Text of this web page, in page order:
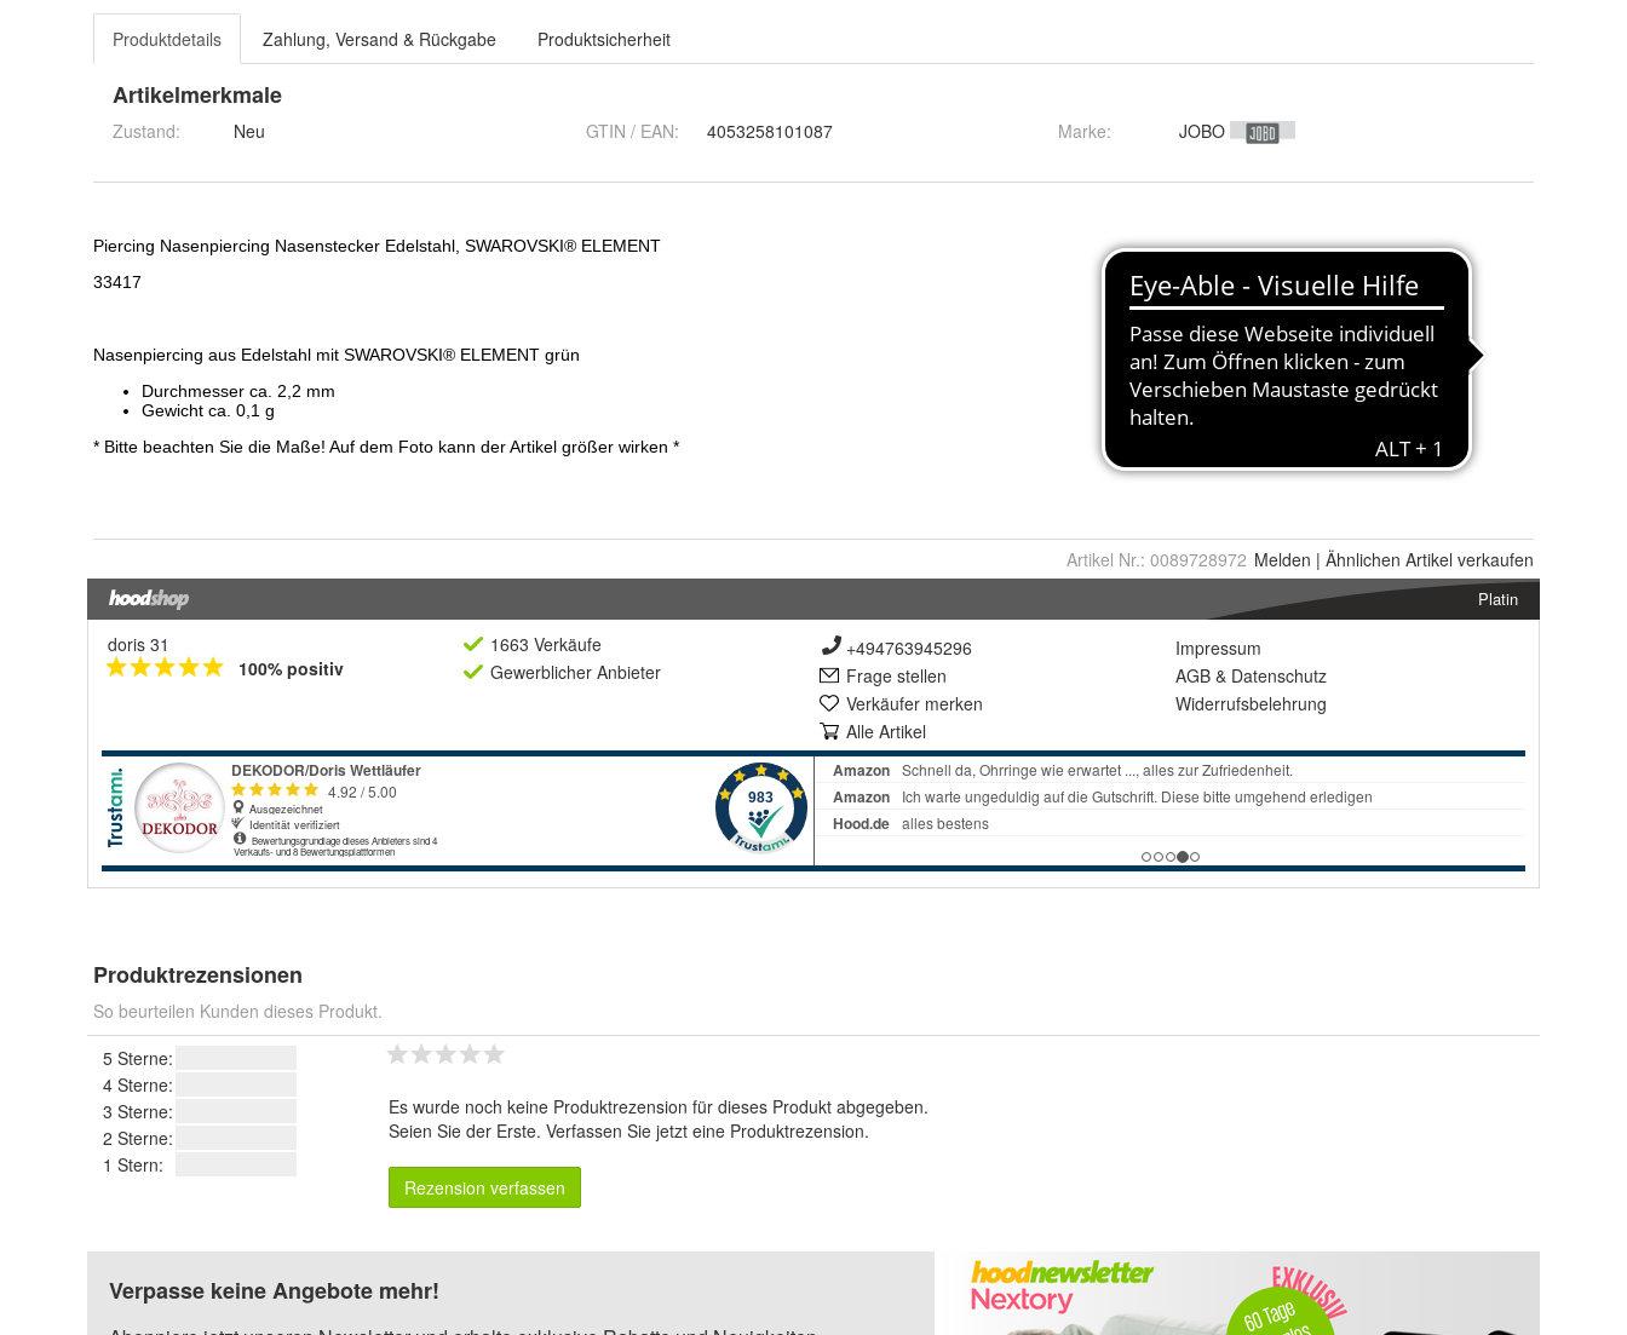
Produktdetails Zahlung, Versand & Rückgabe Produktsicherheit
Artikelmerkmale
Zustand: Neu GTIN / EAN: 4053258101087 Marke: JOBO
Artikel Nr.: 0089728972 Melden | Ähnlichen Artikel verkaufen
Platin
doris 31
100% positiv
1663 Verkäufe
Gewerblicher Anbieter
+494763945296
Frage stellen
Verkäufer merken
Alle Artikel
Impressum
AGB & Datenschutz
Widerrufsbelehrung
Produktrezensionen
So beurteilen Kunden dieses Produkt.
5 Sterne:
4 Sterne:
3 Sterne:
2 Sterne:
1 Stern:
Es wurde noch keine Produktrezension für dieses Produkt abgegeben.
Seien Sie der Erste. Verfassen Sie jetzt eine Produktrezension.
Rezension verfassen
Verpasse keine Angebote mehr!